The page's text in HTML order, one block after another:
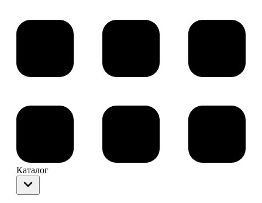
Каталог